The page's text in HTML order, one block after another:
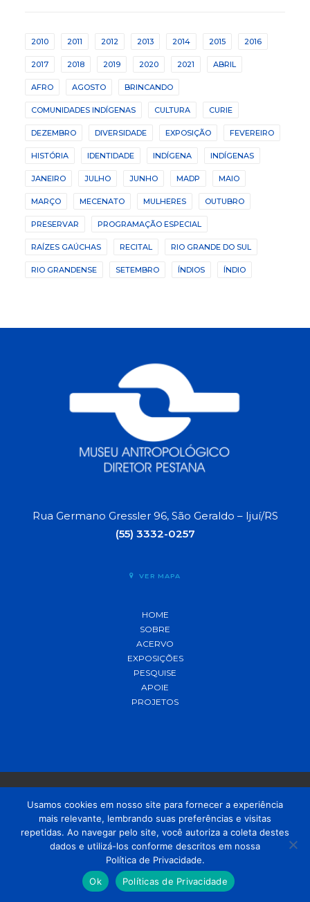
2010 2011 2012 2013 2014 2015 2016
2017 2018 2019 2020 2021 ABRIL
AFRO AGOSTO BRINCANDO
COMUNIDADES INDÍGENAS CULTURA CURIE
DEZEMBRO DIVERSIDADE EXPOSIÇÃO FEVEREIRO
HISTÓRIA IDENTIDADE INDÍGENA INDÍGENAS
JANEIRO JULHO JUNHO MADP MAIO
MARÇO MECENATO MULHERES OUTUBRO
PRESERVAR PROGRAMAÇÃO ESPECIAL
RAÍZES GAÚCHAS RECITAL RIO GRANDE DO SUL
RIO GRANDENSE SETEMBRO ÍNDIOS ÍNDIO
Rua Germano Gressler 96, São Geraldo – Ijuí/RS
(55) 3332-0257
VER MAPA
HOME
SOBRE
ACERVO
EXPOSIÇÕES
PESQUISE
APOIE
PROJETOS
© 2021 MADP – Desenvolvido pelaOUSE
Usamos cookies em nosso site para fornecer a experiência
mais relevante, lembrando suas preferências e visitas
repetidas. Ao navegar pelo site, você autoriza a coleta destes
dados e utilizá-los conforme descritos em nossa
Política de Privacidade.
Ok
Políticas de Privacidade